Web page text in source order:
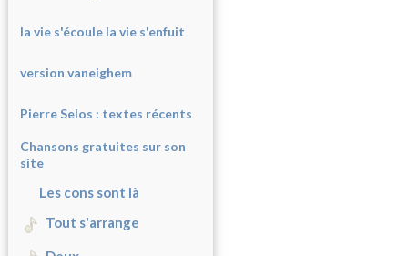
la vie s'écoule la vie s'enfuit
version vaneighem
Pierre Selos : textes récents
Chansons gratuites sur son
site
Les cons sont là
Tout s'arrange